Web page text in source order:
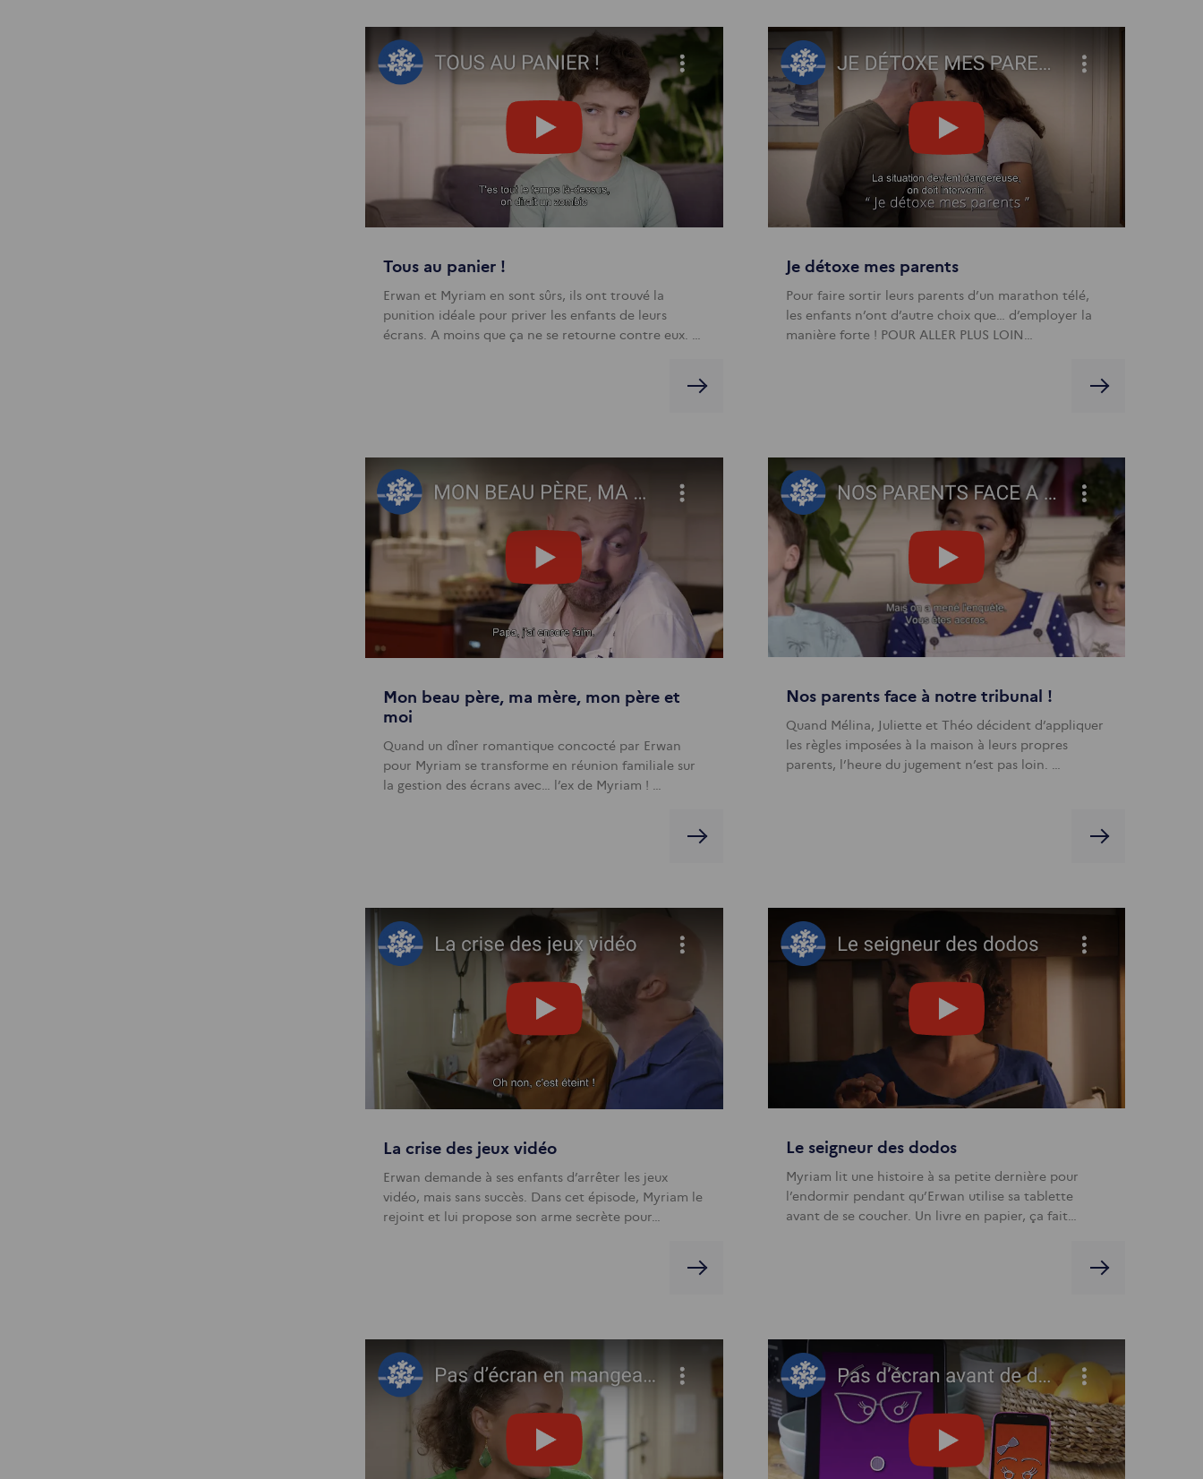
Tous au panier !
Erwan et Myriam en sont sûrs, ils ont trouvé la
punition idéale pour priver les enfants de leurs
écrans. A moins que ça ne se retourne contre eux. …
Je détoxe mes parents
Pour faire sortir leurs parents d’un marathon télé,
les enfants n’ont d’autre choix que… d’employer la
manière forte ! POUR ALLER PLUS LOIN…
Mon beau père, ma mère, mon père et
moi
Quand un dîner romantique concocté par Erwan
pour Myriam se transforme en réunion familiale sur
la gestion des écrans avec… l’ex de Myriam ! …
Nos parents face à notre tribunal !
Quand Mélina, Juliette et Théo décident d’appliquer
les règles imposées à la maison à leurs propres
parents, l’heure du jugement n’est pas loin. …
La crise des jeux vidéo
Erwan demande à ses enfants d’arrêter les jeux
vidéo, mais sans succès. Dans cet épisode, Myriam le
rejoint et lui propose son arme secrète pour…
Le seigneur des dodos
Myriam lit une histoire à sa petite dernière pour
l’endormir pendant qu’Erwan utilise sa tablette
avant de se coucher. Un livre en papier, ça fait…